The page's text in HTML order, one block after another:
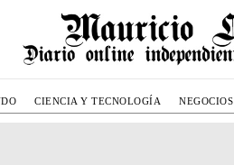
CIENCIA Y TECNOLOGÍA NEGOCIOS